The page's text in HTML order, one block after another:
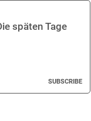
späten Tage
SUBSCRIBE